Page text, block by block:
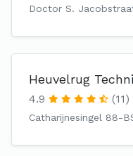
Doctor S.
Heuvelrug
4.9 (11)
Catharijnesingel 88-